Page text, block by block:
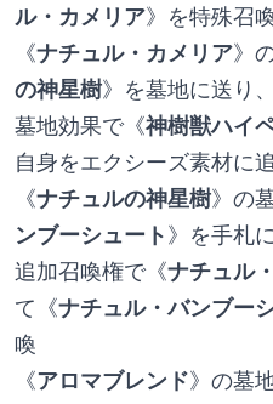
ル・カメリア》を特殊召
《ナチュル・カメリア》
の神星樹》を墓地に送り
墓地効果で《神樹獣ハイ
自身をエクシーズ素材に
《ナチュルの神星樹》の
ンブーシュート》を手札
追加召喚権で《ナチュル
て《ナチュル・バンブー
喚
《アロマブレンド》の墓